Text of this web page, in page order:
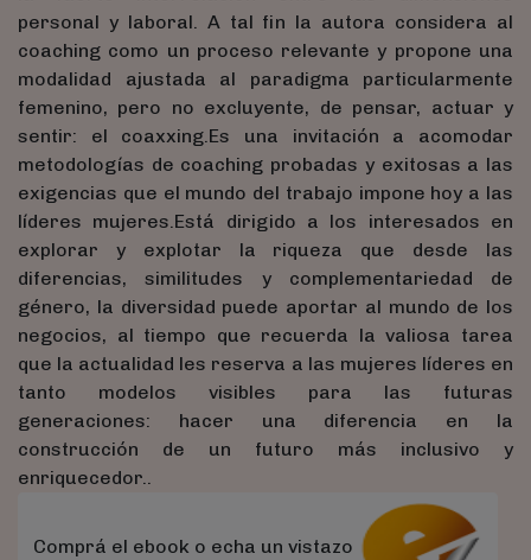
personal y laboral. A tal fin la autora considera al
coaching como un proceso relevante y propone una
modalidad ajustada al paradigma particularmente
femenino, pero no excluyente, de pensar, actuar y
sentir: el coaxxing.Es una invitación a acomodar
metodologías de coaching probadas y exitosas a las
exigencias que el mundo del trabajo impone hoy a las
líderes mujeres.Está dirigido a los interesados en
explorar y explotar la riqueza que desde las
diferencias, similitudes y complementariedad de
género, la diversidad puede aportar al mundo de los
negocios, al tiempo que recuerda la valiosa tarea
que la actualidad les reserva a las mujeres líderes en
tanto modelos visibles para las futuras
generaciones: hacer una diferencia en la
construcción de un futuro más inclusivo y
enriquecedor..
Comprá el ebook o echa un vistazo